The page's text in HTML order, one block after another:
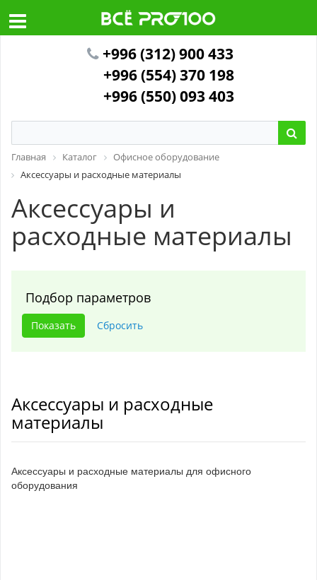
+996 (312) 900 433
+996 (554) 370 198
+996 (550) 093 403
Главная Каталог
Офисное оборудование
Аксессуары и расходные материалы
Аксессуары и
расходные материалы
Подбор параметров
Аксессуары и расходные
материалы
Аксессуары и расходные материалы для офисного
оборудования